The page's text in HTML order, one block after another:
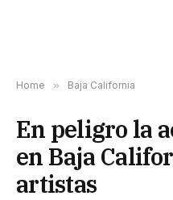
Home » Baja California
En peligro la
en Baja
artistas